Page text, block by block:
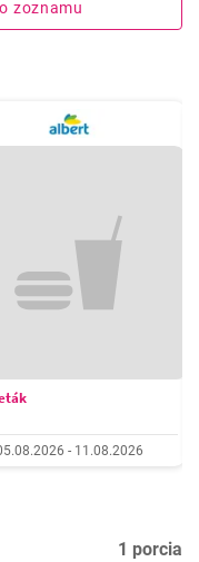
zoznamu
- 11.08.2026
1 porcia